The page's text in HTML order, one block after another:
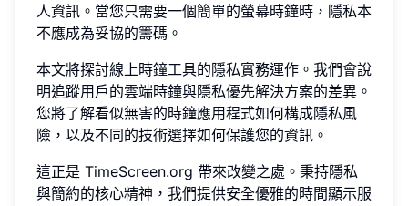
人資訊。當您只需要一個簡單的螢幕時鐘時，隱私本
不應成為妥協的籌碼。
本文將探討線上時鐘工具的隱私實務運作。我們會說
明追蹤用戶的雲端時鐘與隱私優先解決方案的差異。
您將了解看似無害的時鐘應用程式如何構成隱私風
險，以及不同的技術選擇如何保護您的資訊。
這正是 TimeScreen.org 帶來改變之處。秉持隱私
與簡約的核心精神，我們提供安全優雅的時間顯示服